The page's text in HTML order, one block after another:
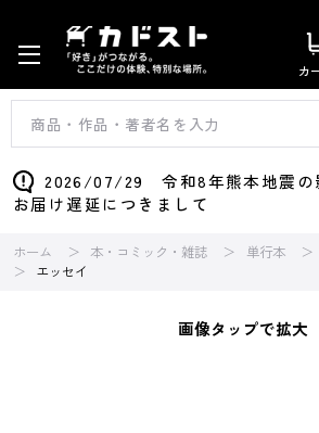
カ
2026/07/29 令和8年熊本地震の
お届け遅延につきまして
ホーム 本・コミック・雑誌 単行本
エッセイ
画像タップで拡大